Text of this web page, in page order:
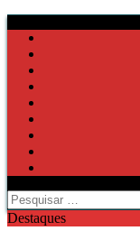
Pesquisar
por:
Destaques